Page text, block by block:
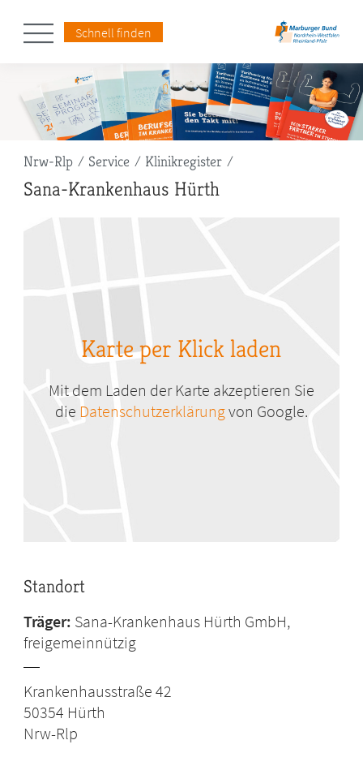
Schnell finden
Pfadnavigation
Nrw-Rlp Service Klinikregister
Sana-Krankenhaus Hürth
Karte per Klick laden
Mit dem Laden der Karte akzeptieren Sie
die Datenschutzerklärungvon Google.
Standort
Träger: Sana-Krankenhaus Hürth GmbH,
freigemeinnützig
Krankenhausstraße 42
50354 Hürth
Nrw-Rlp